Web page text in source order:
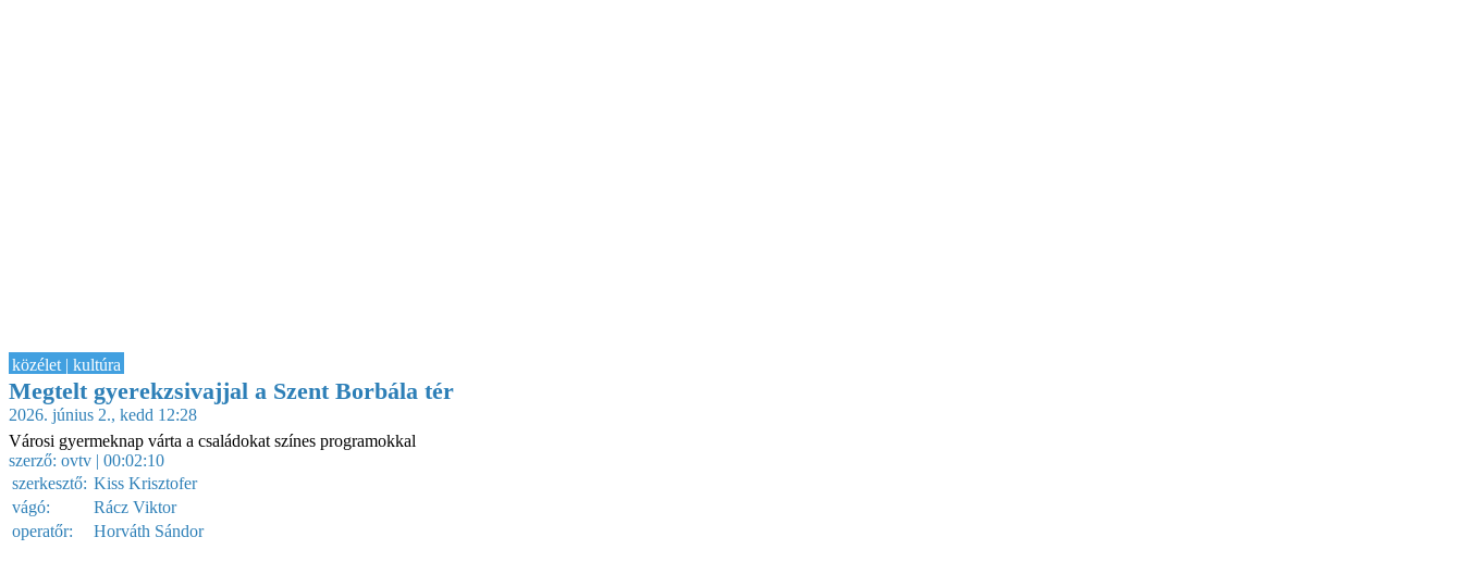
közélet | kultúra
Megtelt gyerekzsivajjal a Szent Borbála tér
2026. június 2., kedd 12:28
Városi gyermeknap várta a családokat színes programokkal
szerző: ovtv | 00:02:10
szerkesztő: Kiss Krisztofer
vágó:
Rácz Viktor
operatőr:
Horváth Sándor